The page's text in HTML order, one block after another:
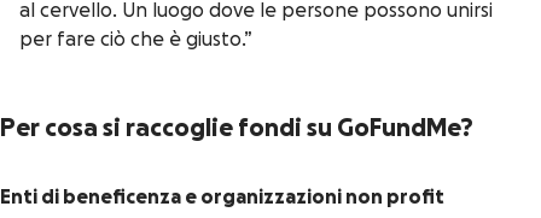
al cervello. Un luogo dove le persone possono unirsi
per fare ciò che è giusto.”
Per cosa si raccoglie fondi su GoFundMe?
Enti di beneficenza e organizzazioni non profit